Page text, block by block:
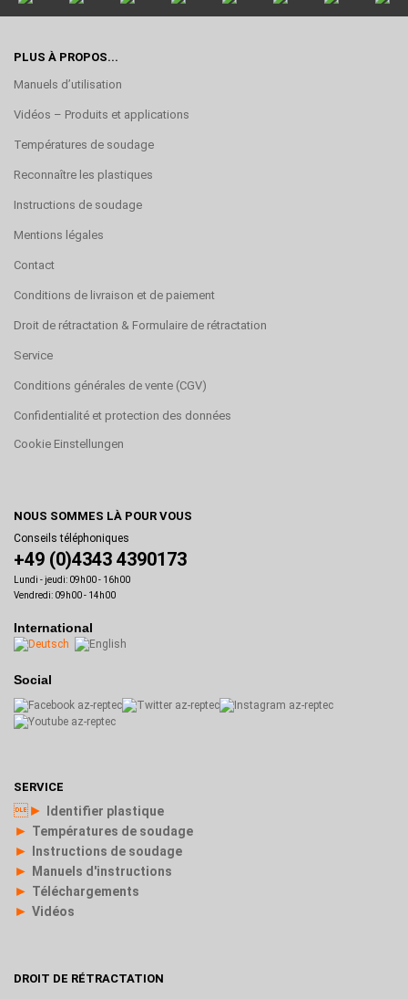
PLUS À PROPOS...
Manuels d’utilisation
Vidéos – Produits et applications
Températures de soudage
Reconnaître les plastiques
Instructions de soudage
Mentions légales
Contact
Conditions de livraison et de paiement
Droit de rétractation & Formulaire de rétractation
Service
Conditions générales de vente (CGV)
Confidentialité et protection des données
Cookie Einstellungen
NOUS SOMMES LÀ POUR VOUS
Conseils téléphoniques
+49 (0)4343 4390173
Lundi - jeudi: 09h00 - 16h00
Vendredi: 09h00 - 14h00
International
Social
SERVICE
► Identifier plastique
► Températures de soudage
► Instructions de soudage
► Manuels d'instructions
► Téléchargements
► Vidéos
DROIT DE RÉTRACTATION